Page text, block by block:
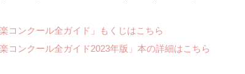
コンクール全ガイド」もくじはこちら
コンクール全ガイド2023年版」本の詳細はこちら